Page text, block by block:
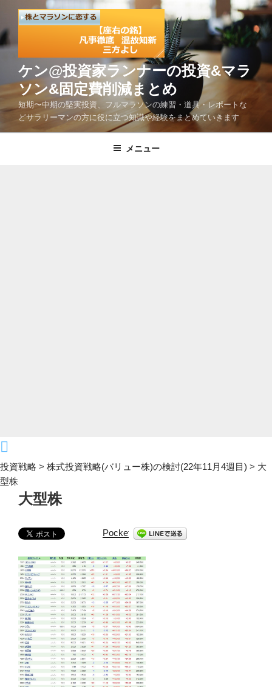
テ
ン
ス
キ
ケン@投資家ランナーの投資&マラ
ソン&固定費削減まとめ
短期〜中期の堅実投資、フルマラソンの練習・道具・レポートな
どサラリーマンの方に役に立つ知識や経験をまとめていきます
メニュー
投資戦略 > 株式投資戦略(バリュー株)の検討(22年11月4週目) > 大
型株
大型株
Pocket